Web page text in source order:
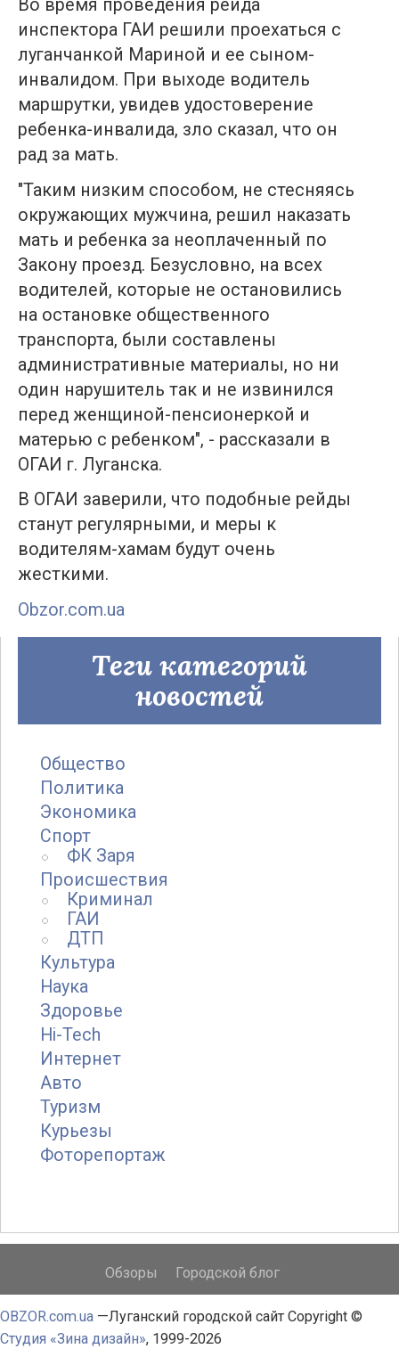
Во время проведения рейда
инспектора ГАИ решили проехаться с
луганчанкой Мариной и ее сыном-
инвалидом. При выходе водитель
маршрутки, увидев удостоверение
ребенка-инвалида, зло сказал, что он
рад за мать.
"Таким низким способом, не стесняясь
окружающих мужчина, решил наказать
мать и ребенка за неоплаченный по
Закону проезд. Безусловно, на всех
водителей, которые не остановились
на остановке общественного
транспорта, были составлены
административные материалы, но ни
один нарушитель так и не извинился
перед женщиной-пенсионеркой и
матерью с ребенком", - рассказали в
ОГАИ г. Луганска.
В ОГАИ заверили, что подобные рейды
станут регулярными, и меры к
водителям-хамам будут очень
жесткими.
Obzor.com.ua
Теги категорий
новостей
Общество
Политика
Экономика
Спорт
ФК Заря
Происшествия
Криминал
ГАИ
ДТП
Культура
Наука
Здоровье
Hi-Tech
Интернет
Авто
Туризм
Курьезы
Фоторепортаж
Обзоры Городской блог
OBZOR.com.ua —Луганский городской сайт Copyright ©
Студия «Зина дизайн», 1999-2026